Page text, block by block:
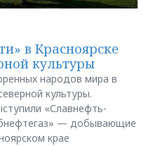
в Красноярске
культуры
народов мира в
культуры.
«Славнефть-
— добывающие
крае